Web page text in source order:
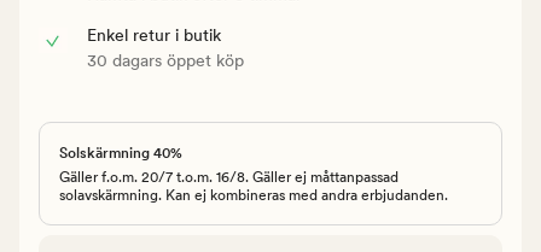
Enkel retur i butik
30 dagars öppet köp
Solskärmning 40%
Gäller f.o.m. 20/7 t.o.m. 16/8. Gäller ej måttanpassad
solavskärmning. Kan ej kombineras med andra erbjudanden.